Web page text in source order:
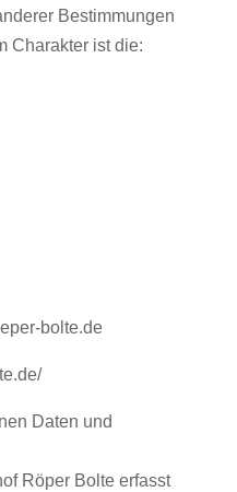
Bestimmungen
Charakter ist die:
bolte.de
Daten und
Röper Bolte erfasst